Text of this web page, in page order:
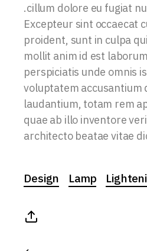
.cillum dolore eu fugiat
Excepteur sint occaecat
proident, sunt in culpa
mollit anim id est
perspiciatis unde omnis
voluptatem accusantium
laudantium, totam rem
quae ab illo inventore
architecto beatae vitae
Design Lamp